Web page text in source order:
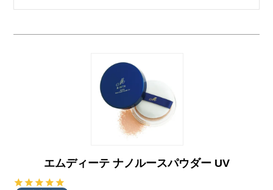
エムディーテ ナノルースパウダー UV